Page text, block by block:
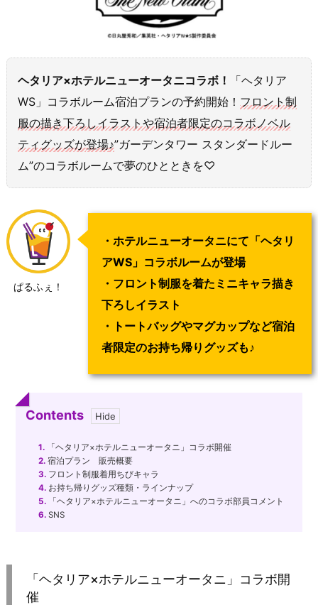
ヘタリア×ホテルニューオータニコラボ！
「ヘタリア
WS」コラボルーム宿泊プランの予約開始！ フロント制
服の描き下ろしイラストや宿泊者限定のコラボノベル
ティグッズが登場♪”ガーデンタワー スタンダードルー
ム”のコラボルームで夢のひとときを♡
ぱるふぇ！
・ホテルニューオータニにて「ヘタリ
アWS」コラボルームが登場
・フロント制服を着たミニキャラ描き
下ろしイラスト
・トートバッグやマグカップなど宿泊
者限定のお持ち帰りグッズも♪
Contents
1. 「ヘタリア×ホテルニューオータニ」コラボ開催
2. 宿泊プラン 販売概要
3. フロント制服着用ちびキャラ
4. お持ち帰りグッズ種類・ラインナップ
5. 「ヘタリア×ホテルニューオータニ」へのコラボ部員コメント
6. SNS
「ヘタリア×ホテルニューオータニ」コラボ開
催